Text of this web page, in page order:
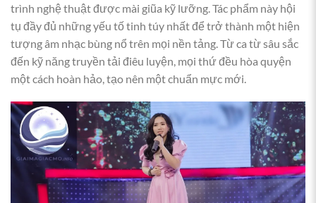
trình nghệ thuật được mài giũa kỹ lưỡng. Tác phẩm này hội
tụ đầy đủ những yếu tố tinh túy nhất để trở thành một hiện
tượng âm nhạc bùng nổ trên mọi nền tảng. Từ ca từ sâu sắc
đến kỹ năng truyền tải điêu luyện, mọi thứ đều hòa quyện
một cách hoàn hảo, tạo nên một chuẩn mực mới.